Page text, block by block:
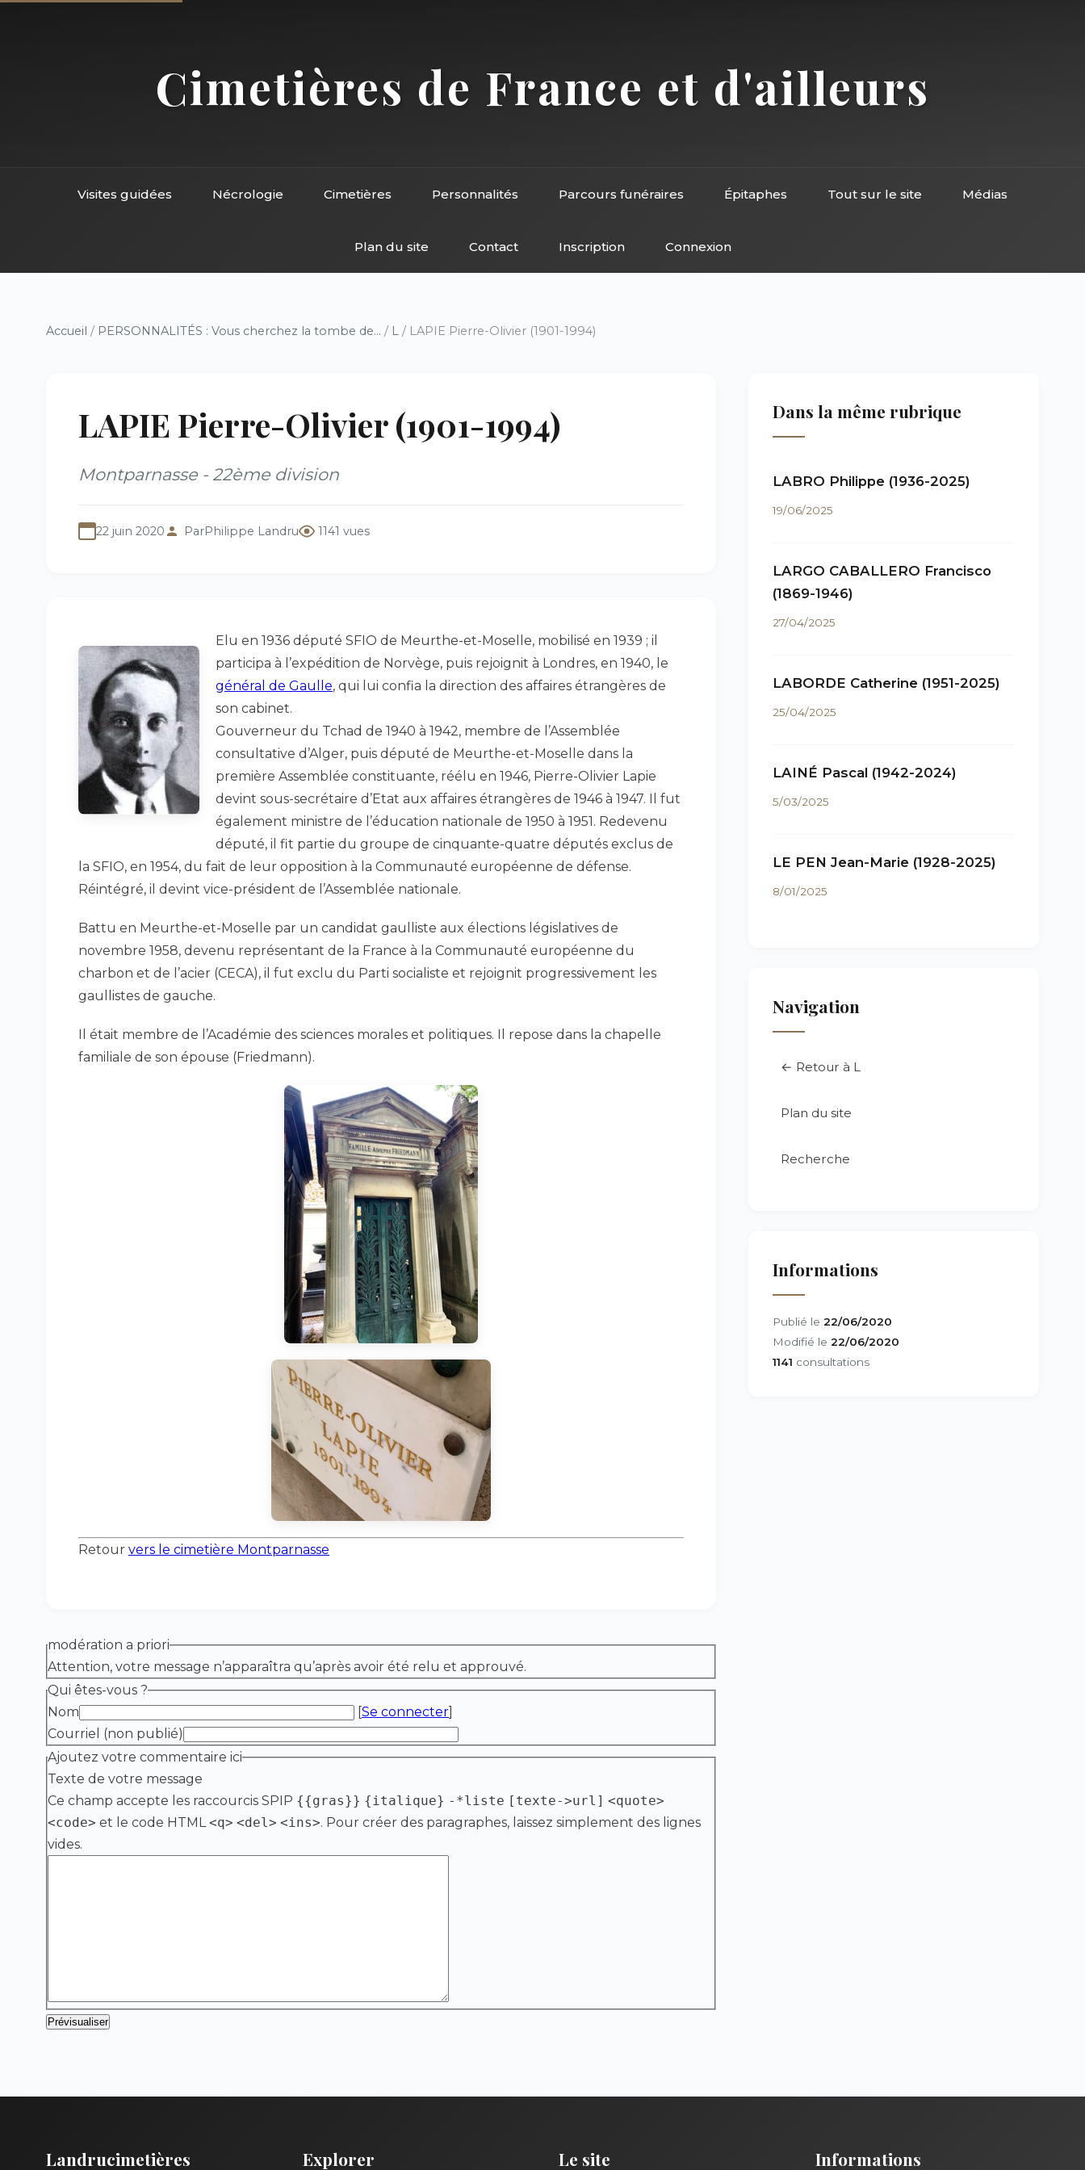
Cimetières de France et d'ailleurs
Visites guidées Nécrologie Cimetières Personnalités Parcours funéraires Épitaphes Tout sur le site Médias
Plan du site Contact Inscription Connexion
Accueil / PERSONNALITÉS : Vous cherchez la tombe de... / L / LAPIE Pierre-Olivier (1901-1994)
LAPIE Pierre-Olivier (1901-1994)
Montparnasse - 22ème division
22 juin 2020 ParPhilippe Landru 1141 vues
Elu en 1936 député SFIO de Meurthe-et-Moselle, mobilisé en 1939 ; il
participa à l’expédition de Norvège, puis rejoignit à Londres, en 1940, le
général de Gaulle, qui lui confia la direction des affaires étrangères de
son cabinet.
Gouverneur du Tchad de 1940 à 1942, membre de l’Assemblée
consultative d’Alger, puis député de Meurthe-et-Moselle dans la
première Assemblée constituante, réélu en 1946, Pierre-Olivier Lapie
devint sous-secrétaire d’Etat aux affaires étrangères de 1946 à 1947. Il fut
également ministre de l’éducation nationale de 1950 à 1951. Redevenu
député, il fit partie du groupe de cinquante-quatre députés exclus de
la SFIO, en 1954, du fait de leur opposition à la Communauté européenne de défense.
Réintégré, il devint vice-président de l’Assemblée nationale.
Battu en Meurthe-et-Moselle par un candidat gaulliste aux élections législatives de
novembre 1958, devenu représentant de la France à la Communauté européenne du
charbon et de l’acier (CECA), il fut exclu du Parti socialiste et rejoignit progressivement les
gaullistes de gauche.
Il était membre de l’Académie des sciences morales et politiques. Il repose dans la chapelle
familiale de son épouse (Friedmann).
Retour vers le cimetière Montparnasse
modération a priori
Attention, votre message n’apparaîtra qu’après avoir été relu et approuvé.
Qui êtes-vous ?
Nom
[Se connecter]
Courriel (non publié)
Ajoutez votre commentaire ici
Texte de votre message
Ce champ accepte les raccourcis SPIP {{gras}} {italique} -*liste [texte->url] <quote>
<code> et le code HTML<q> <del> <ins>. Pour créer des paragraphes, laissez simplement des lignes
vides.
Dans la même rubrique
LABRO Philippe (1936-2025)
19/06/2025
LARGO CABALLERO Francisco
(1869-1946)
27/04/2025
LABORDE Catherine (1951-2025)
25/04/2025
LAINÉ Pascal (1942-2024)
5/03/2025
LE PEN Jean-Marie (1928-2025)
8/01/2025
Navigation
← Retour à L
Plan du site
Recherche
Informations
Publié le 22/06/2020
Modifié le 22/06/2020
1141 consultations
Landrucimetières Explorer Le site Informations